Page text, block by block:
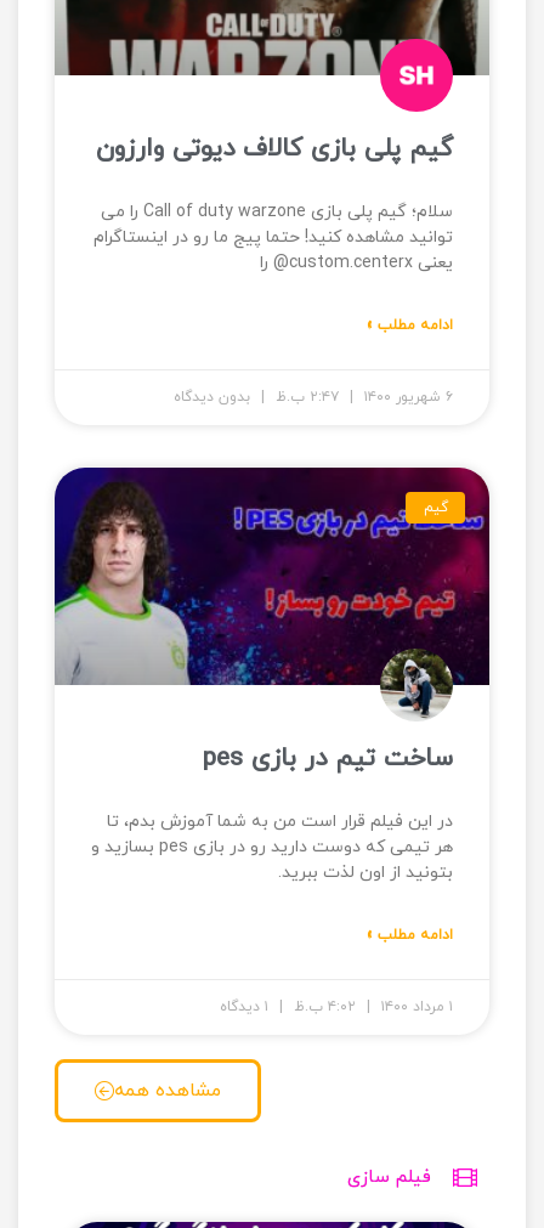
گیم پلی بازی کالاف دیوتی وارزون
سلام؛ گیم پلی بازی Call of duty warzone را می
توانید مشاهده کنید! حتما پیج ما رو در اینستاگرام
یعنی custom.centerx@ را
ادامه مطلب »
۶ شهریور ۱۴۰۰ بدون دیدگاه
گیم
ساخت تیم در بازی pes
در این فیلم قرار است من به شما آموزش بدم، تا
هر تیمی که دوست دارید رو در بازی pes بسازید و
بتونید از اون لذت ببرید.
ادامه مطلب »
۱ مرداد ۱۴۰۰
مشاهده همه
فیلم سازی